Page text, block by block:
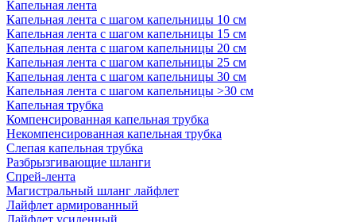
Капельная лента
Капельная лента с шагом капельницы 10 см
Капельная лента с шагом капельницы 15 см
Капельная лента с шагом капельницы 20 см
Капельная лента с шагом капельницы 25 см
Капельная лента с шагом капельницы 30 см
Капельная лента с шагом капельницы >30 см
Капельная трубка
Компенсированная капельная трубка
Некомпенсированная капельная трубка
Слепая капельная трубка
Разбрызгивающие шланги
Спрей-лента
Магистральный шланг лайфлет
Лайфлет армированный
Лайфлет усиленный